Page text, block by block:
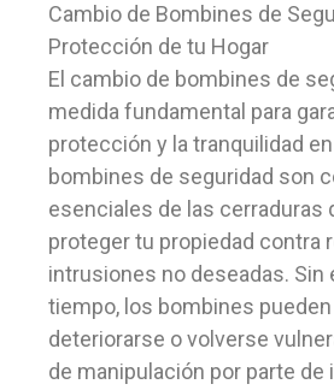
Cambio de Bombines de
Protección de tu Hogar
El cambio de bombines de
medida fundamental para
protección y la tranquilidad
bombines de seguridad son
esenciales de las cerraduras
proteger tu propiedad contra
intrusiones no deseadas. Sin
tiempo, los bombines
deteriorarse o volverse
de manipulación por parte de